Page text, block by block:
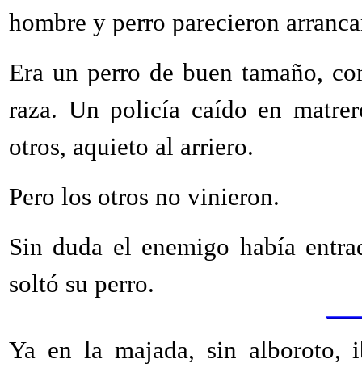
hombre y perro parecieron
Era un perro de buen tamaño,
raza. Un policía caído en
otros, aquieto al arriero.
Pero los otros no vinieron.
Sin duda el enemigo había
soltó su perro.
Ya en la majada, sin alboroto,